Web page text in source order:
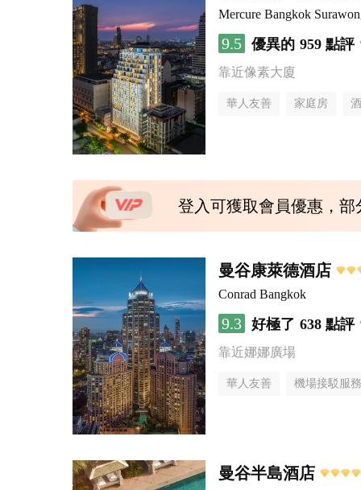
Mercure Bangkok
9.5 優異的 959 點評
靠近像素大廈
華人友善 家庭房
登入可獲取會員優惠，
曼谷康萊德酒店
Conrad Bangkok
9.3 好極了 638 點評
靠近娜娜廣場
華人友善 機場接駁服務
曼谷半島酒店